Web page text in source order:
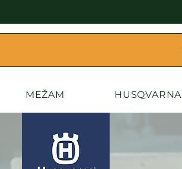
MEŽAM HUSQVARNA